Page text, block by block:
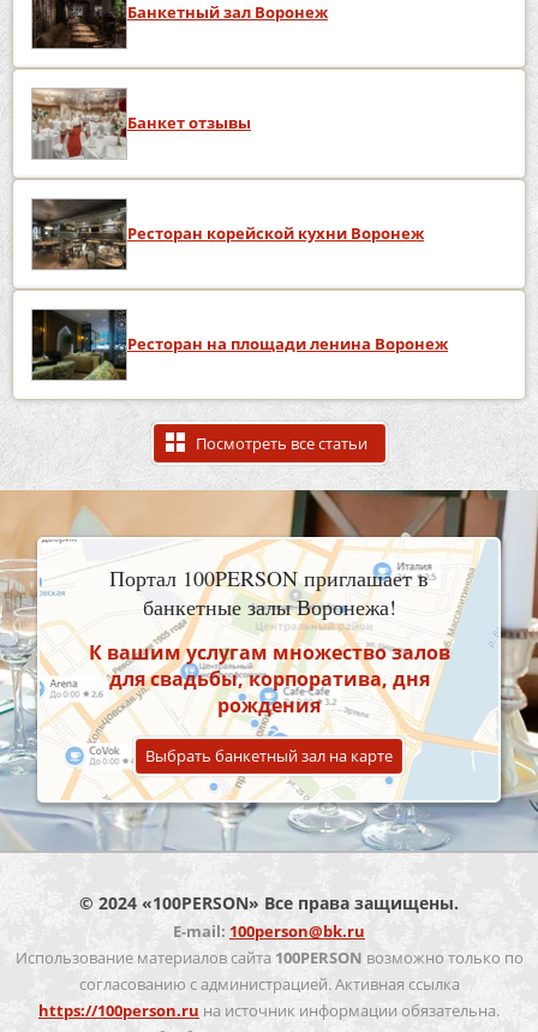
Банкетный зал Воронеж
Банкет отзывы
Ресторан корейской кухни Воронеж
Ресторан на площади ленина Воронеж
Посмотреть все статьи
Портал 100PERSON приглашает в
банкетные залы Воронежа!
К вашим услугам множество залов
для свадьбы, корпоратива, дня
рождения
Выбрать банкетный зал на карте
© 2024 «100PERSON» Все права защищены.
E-mail: 100person@bk.ru
Использование материалов сайта 100PERSON возможно только по
согласованию с администрацией. Активная ссылка
https://100person.ru на источник информации обязательна.